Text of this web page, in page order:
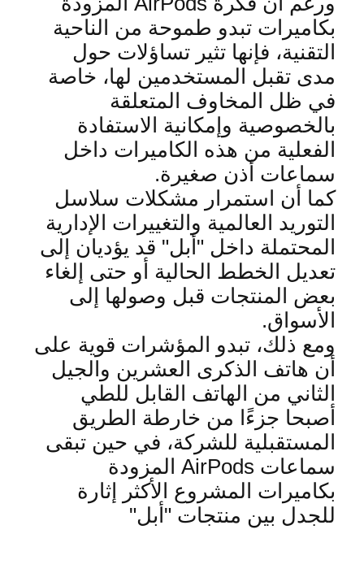
بكاميرات تبدو طموحة من الناحية
التقنية، فإنها تثير تساؤلات حول
مدى تقبل المستخدمين لها، خاصة
في ظل المخاوف المتعلقة
بالخصوصية وإمكانية الاستفادة
الفعلية من هذه الكاميرات داخل
سماعات أذن صغيرة.
كما أن استمرار مشكلات سلاسل
التوريد العالمية والتغييرات الإدارية
المحتملة داخل "أبل" قد يؤديان إلى
تعديل الخطط الحالية أو حتى إلغاء
بعض المنتجات قبل وصولها إلى
الأسواق.
ومع ذلك، تبدو المؤشرات قوية على
أن هاتف الذكرى العشرين والجيل
الثاني من الهاتف القابل للطي
أصبحا جزءًا من خارطة الطريق
المستقبلية للشركة، في حين تبقى
سماعات
المزودة
بكاميرات المشروع الأكثر إثارة
للجدل بين منتجات "أبل"